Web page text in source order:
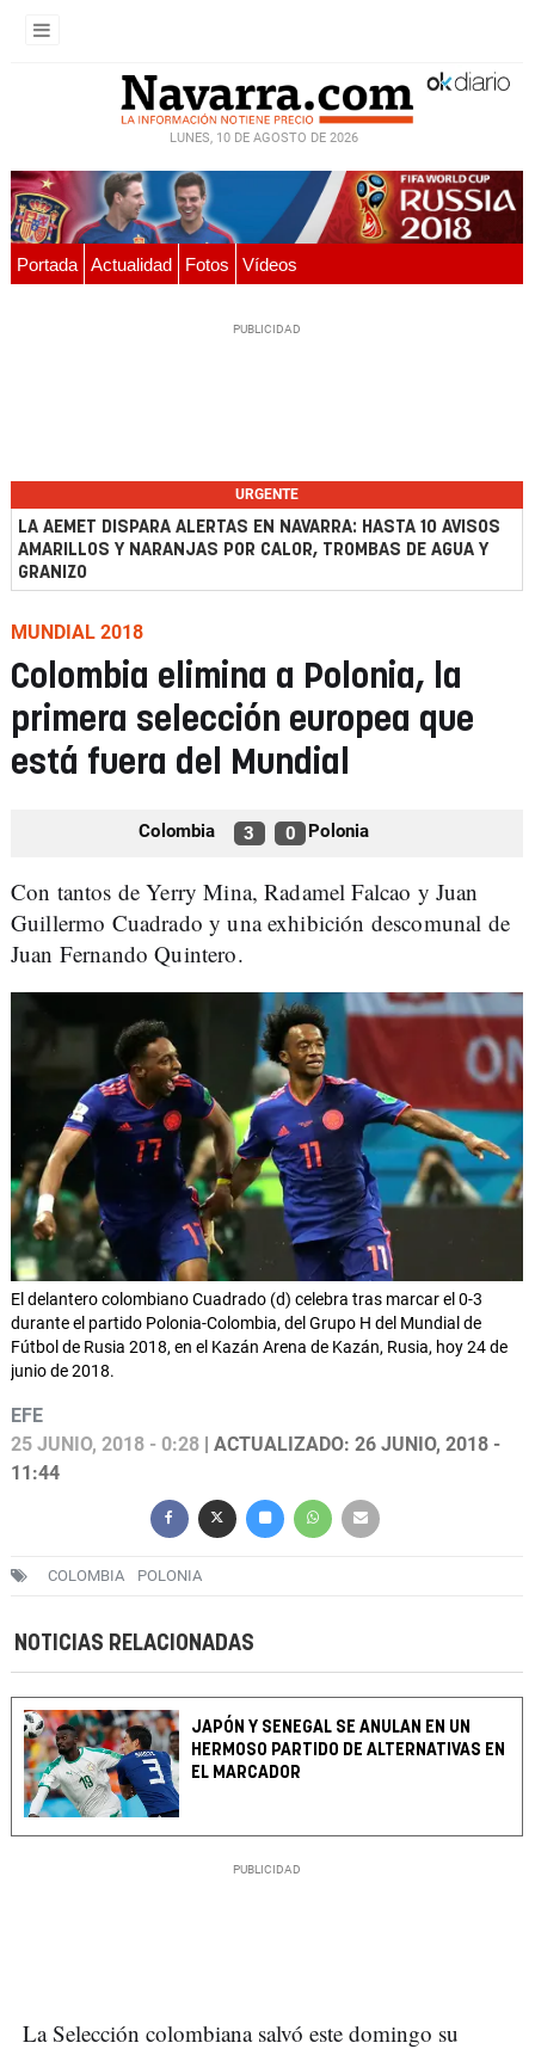
LUNES, 10 DE AGOSTO DE 2026
Portada Actualidad Fotos Vídeos
URGENTE
LA AEMET DISPARA ALERTAS EN NAVARRA: HASTA 10 AVISOS
AMARILLOS Y NARANJAS POR CALOR, TROMBAS DE AGUA Y
GRANIZO
MUNDIAL 2018
Colombia elimina a Polonia, la
primera selección europea que
está fuera del Mundial
Colombia 3 0 Polonia
Con tantos de Yerry Mina, Radamel Falcao y Juan
Guillermo Cuadrado y una exhibición descomunal de
Juan Fernando Quintero.
El delantero colombiano Cuadrado (d) celebra tras marcar el 0-3
durante el partido Polonia-Colombia, del Grupo H del Mundial de
Fútbol de Rusia 2018, en el Kazán Arena de Kazán, Rusia, hoy 24 de
junio de 2018.
EFE
25 JUNIO, 2018 - 0:28 | ACTUALIZADO: 26 JUNIO, 2018 -
11:44
COLOMBIA POLONIA
NOTICIAS RELACIONADAS
JAPÓN Y SENEGAL SE ANULAN EN UN
HERMOSO PARTIDO DE ALTERNATIVAS EN
EL MARCADOR
La Selección colombiana salvó este domingo su